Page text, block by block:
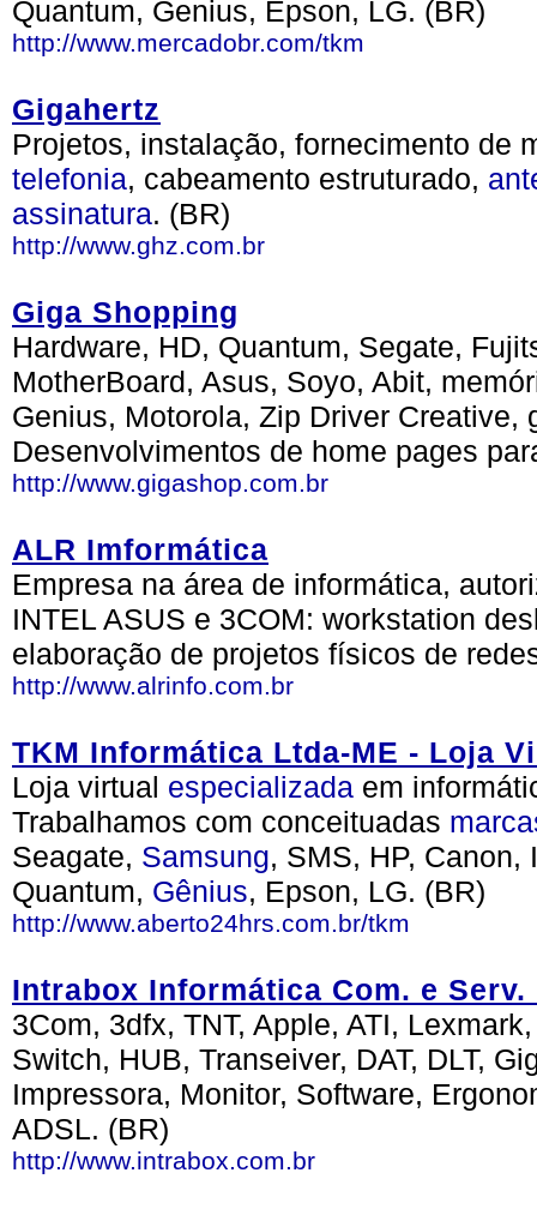
Quantum, Genius, Epson, LG. (BR)
http://www.mercadobr.com/tkm
Gigahertz
Projetos, instalação, fornecimento de
telefonia, cabeamento estruturado,
assinatura. (BR)
http://www.ghz.com.br
Giga Shopping
Hardware, HD, Quantum, Segate,
MotherBoard, Asus, Soyo, Abit,
Genius, Motorola, Zip Driver Creative,
Desenvolvimentos de home pages
http://www.gigashop.com.br
ALR Imformática
Empresa na área de informática,
INTEL ASUS e 3COM: workstation
elaboração de projetos físicos de
http://www.alrinfo.com.br
TKM Informática Ltda-ME - Loja
Loja virtual especializada em
Trabalhamos com conceituadas
Seagate, Samsung, SMS, HP,
Quantum, Gênius, Epson, LG. (BR)
http://www.aberto24hrs.com.br/tkm
Intrabox Informática Com. e Serv.
3Com, 3dfx, TNT, Apple, ATI,
Switch, HUB, Transeiver, DAT, DLT,
Impressora, Monitor, Software,
ADSL. (BR)
http://www.intrabox.com.br